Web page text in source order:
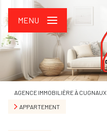
MENU
AGENCE IMMOBILIÈRE À CUGNAUX
APPARTEMENT